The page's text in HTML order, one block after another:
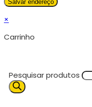
×
Carrinho
Pesquisar produtos